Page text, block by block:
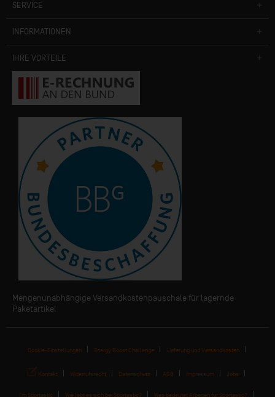
SERVICE
INFORMATIONEN
IHRE VORTEILE
Mengenunabhängige Versandkostenpauschale für lagernde
Paketartikel
Cookie-Einstellungen Energy Boost Challenge Lieferung und Versandkosten
Kontakt Widerrufsrecht Datenschutz AGB Impressum Jobs
I'm Sportastic Wie lebt es sich bei Sportastic? Was bedeutet Arbeiten für Sportastic?